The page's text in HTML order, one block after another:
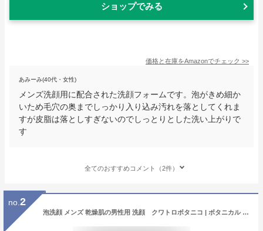
ショップでみる
価格と在庫をAmazonでチェック >>
あみーみ(40代・女性)
メンズ洗顔用に配合された洗顔フォームです。泡がきめ細か
いため毛穴の奥までしっかり入り込み汚れを落としてくれま
すが皮脂は落としすぎないのでしっとりとした洗い上がりで
す
全てのおすすめコメント（2件）
no. 2
泡洗顔 メンズ 乾燥肌の男性用 洗顔 クワトロボタニコ | ボタニカル フェイスウォッシュ & シェービングフォーム 【男性化粧品 泡洗顔料】 泡ででてくる洗顔フォーム